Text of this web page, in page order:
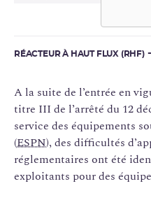
RÉACTEUR À HAUT FLUX (RHF)
A la suite de l’entrée en
titre III de l’arrêté du 12
service des équipements
(ESPN), des difficultés
réglementaires ont été
exploitants pour des